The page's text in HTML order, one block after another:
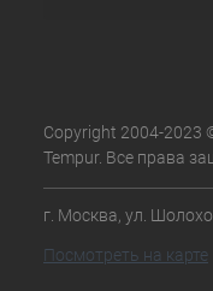
Copyright 2004-2023
Tempur. Все права
г. Москва, ул.
Посмотреть на карте